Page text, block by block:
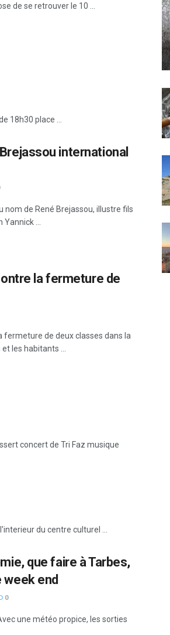
de se retrouver le 10 ...
18h30 place ...
international
nom de René Brejassou, illustre fils
Yannick ...
la fermeture de
fermeture de deux classes dans la
les habitants ...
concert de Tri Faz musique
du centre culturel ...
que faire à Tarbes,
week end
0
une météo propice, les sorties